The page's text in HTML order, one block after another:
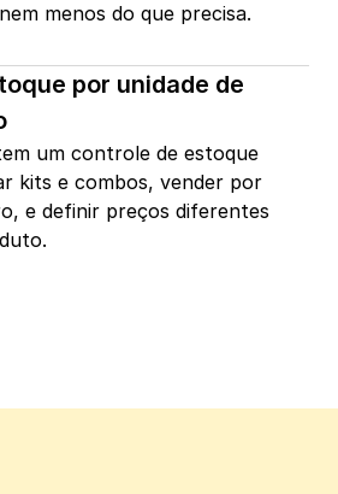
menos do que precisa.
por unidade de
um controle de estoque
kits e combos, vender por
e definir preços diferentes